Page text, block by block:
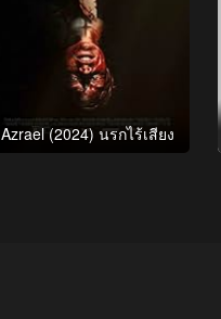
Azrael (2024) นรกไร้เสียง